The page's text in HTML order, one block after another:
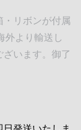
リボンが付属
より輸送し
います。御了